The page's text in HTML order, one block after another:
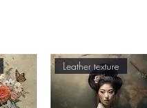
Leather texture